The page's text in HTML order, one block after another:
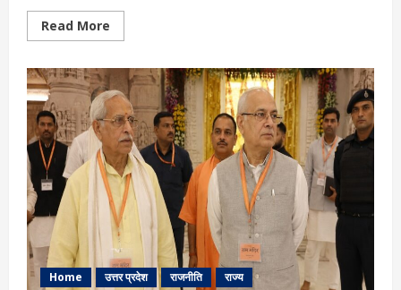
Read More
more
होगा
सनातन
धर्म
का
महाकुंभ,
धीरेंद्र
कृष्ण
शास्त्री
सुनाएंगे
श्रीराम
कथा;
राजा
भैया
ने
शुरू
कराईं
Home उत्तर प्रदेश राजनीति राज्य